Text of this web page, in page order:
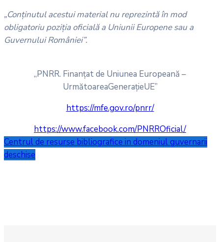
„Conținutul acestui material nu reprezintă în mod
obligatoriu poziția oficială a Uniunii Europene sau a
Guvernului României”.
„PNRR. Finanțat de Uniunea Europeană –
UrmătoareaGenerațieUE”
https://mfe.gov.ro/pnrr/
https://www.facebook.com/PNRROficial/
Centrul de resurse bibliografice in domeniul guvernarii
deschise